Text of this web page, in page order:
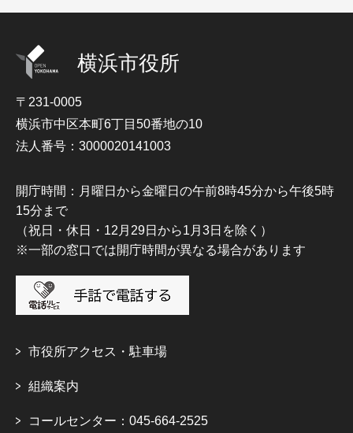
横浜市役所
〒231-0005
横浜市中区本町6丁目50番地の10
法人番号：3000020141003
開庁時間：月曜日から金曜日の午前8時45分から午後5時
15分まで
（祝日・休日・12月29日から1月3日を除く）
※一部の窓口では開庁時間が異なる場合があります
市役所アクセス・駐車場
組織案内
コールセンター：045-664-2525